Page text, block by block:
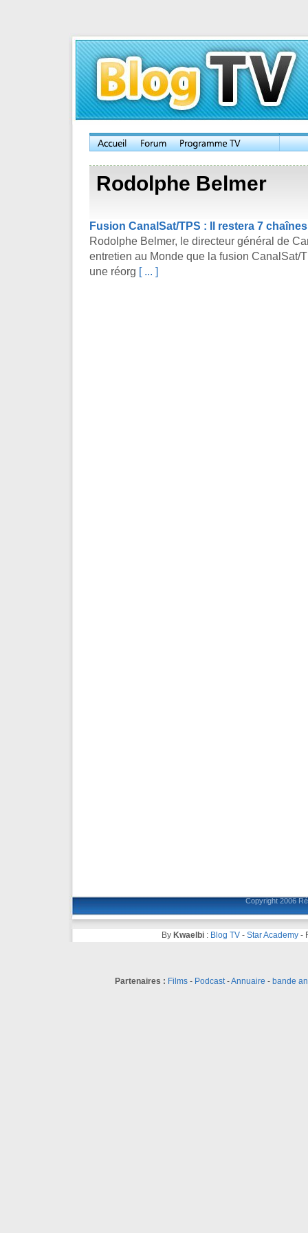
Rodolphe Belmer
Fusion CanalSat/TPS : Il restera 7
Rodolphe Belmer, le directeur général de
entretien au Monde que la fusion CanalSat/
une réorg [ ... ]
Copyright 2006
By Kwaelbi: Blog TV- Star Academy-
Partenaires : Films- Podcast-Annuaire - bande